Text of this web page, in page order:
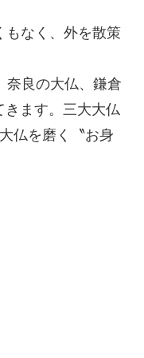
なく、外を散策
良の大仏、鎌倉
ます。三大大仏
仏を磨く〝お身